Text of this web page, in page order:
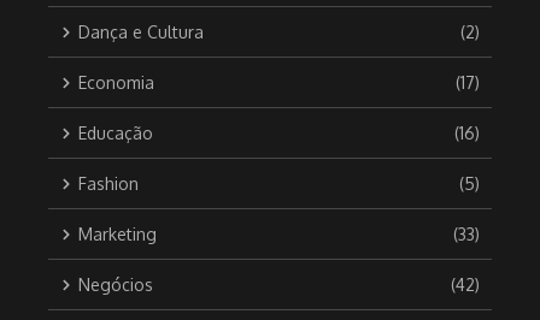
Dança e Cultura (2)
Economia (17)
Educação (16)
Fashion (5)
Marketing (33)
Negócios (42)